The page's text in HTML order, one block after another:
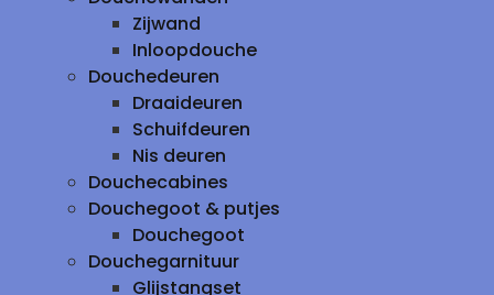
Zijwand
Inloopdouche
Douchedeuren
Draaideuren
Schuifdeuren
Nis deuren
Douchecabines
Douchegoot & putjes
Douchegoot
Douchegarnituur
Glijstangset